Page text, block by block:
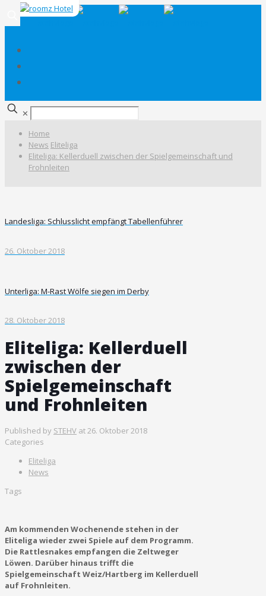
✕
Home
News Eliteliga
Eliteliga: Kellerduell zwischen der Spielgemeinschaft und
Frohnleiten
Landesliga: Schlusslicht empfängt Tabellenführer
26. Oktober 2018
Unterliga: M-Rast Wölfe siegen im Derby
28. Oktober 2018
Eliteliga: Kellerduell
zwischen der
Spielgemeinschaft
und Frohnleiten
Published by STEHV at26. Oktober 2018
Categories
Eliteliga
News
Tags
Am kommenden Wochenende stehen in der
Eliteliga wieder zwei Spiele auf dem Programm.
Die Rattlesnakes empfangen die Zeltweger
Löwen. Darüber hinaus trifft die
Spielgemeinschaft Weiz/Hartberg im Kellerduell
auf Frohnleiten.